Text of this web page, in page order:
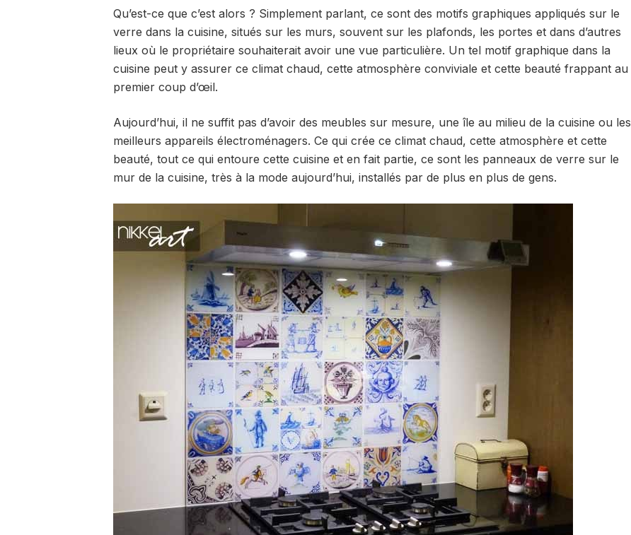
Qu’est-ce que c’est alors ? Simplement parlant, ce sont des motifs graphiques appliqués sur le
verre dans la cuisine, situés sur les murs, souvent sur les plafonds, les portes et dans d’autres
lieux où le propriétaire souhaiterait avoir une vue particulière. Un tel motif graphique dans la
cuisine peut y assurer ce climat chaud, cette atmosphère conviviale et cette beauté frappant au
premier coup d’œil.
Aujourd’hui, il ne suffit pas d’avoir des meubles sur mesure, une île au milieu de la cuisine ou les
meilleurs appareils électroménagers. Ce qui crée ce climat chaud, cette atmosphère et cette
beauté, tout ce qui entoure cette cuisine et en fait partie, ce sont les panneaux de verre sur le
mur de la cuisine, très à la mode aujourd’hui, installés par de plus en plus de gens.